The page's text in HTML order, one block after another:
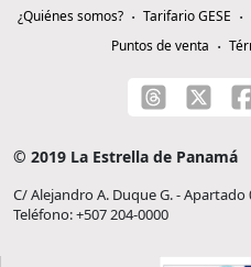
¿Quiénes somos? Tarifario GESE
Puntos de venta
© 2019 La Estrella de Panamá
C/ Alejandro A. Duque G. - Apartado
Teléfono: +507 204-0000